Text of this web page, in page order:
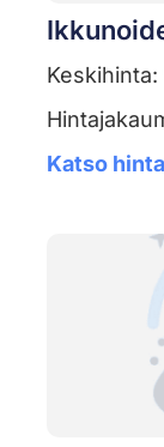
Katso hinta